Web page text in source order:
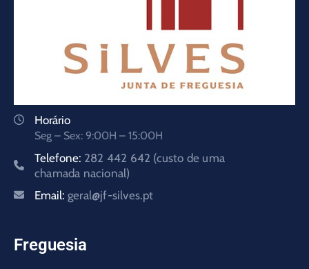
Horário
Seg – Sex: 9:00H – 15:00H
Telefone: 282 442 642 (custo de uma
chamada nacional)
Email: geral@jf-silves.pt
Freguesia